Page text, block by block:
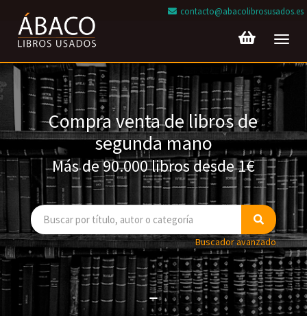
contacto@abacolibrosusados.es
Compra venta de libros de
segunda mano
Más de 90.000 libros desde 1€
Buscador avanzado